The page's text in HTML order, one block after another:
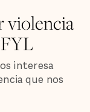
violencia
interesa
que nos